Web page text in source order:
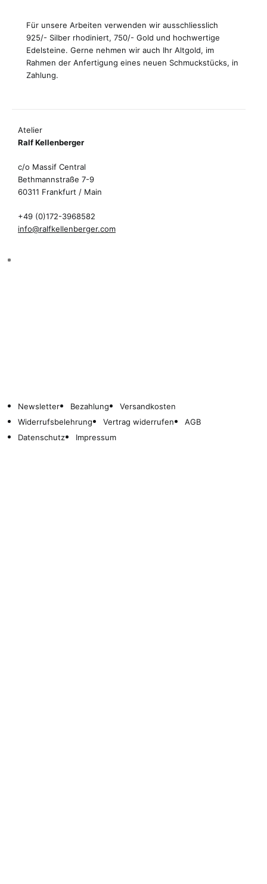
Für unsere Arbeiten verwenden wir ausschliesslich
925/- Silber rhodiniert, 750/- Gold und hochwertige
Edelsteine. Gerne nehmen wir auch Ihr Altgold, im
Rahmen der Anfertigung eines neuen Schmuckstücks, in
Zahlung.
Atelier
Ralf Kellenberger
c/o Massif Central
Bethmannstraße 7-9
60311 Frankfurt / Main
+49 (0)172-3968582
info@ralfkellenberger.com
Newsletter Bezahlung
Versandkosten
Widerrufsbelehrung
Vertrag widerrufen
AGB
Datenschutz
Impressum